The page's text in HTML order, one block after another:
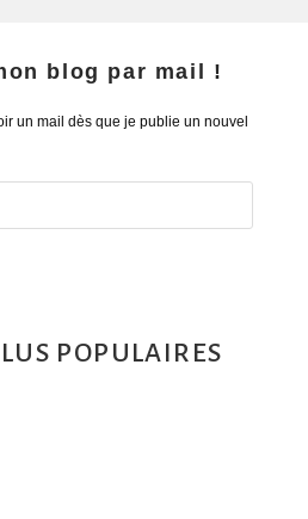
blog par mail !
un mail dès que je publie un nouvel
POPULAIRES